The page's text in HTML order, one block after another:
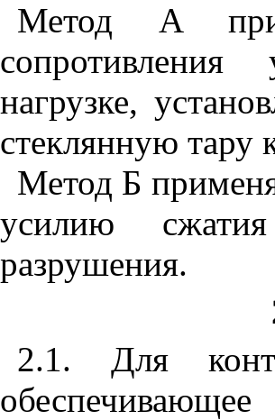
Метод
A
сопротивления
нагрузке,
стеклянную тару
Метод Б
усилию
сжатия
разрушения.
2.1.Для
обеспечивающее